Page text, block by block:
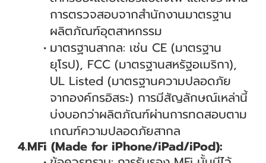
การตรวจสอบจากสำนักงานมาตรฐาน
ผลิตภัณฑ์อุตสาหกรรม
มาตรฐานสากล: เช่น CE (มาตรฐาน
ยุโรป), FCC (มาตรฐานสหรัฐอเมริกา),
UL Listed (มาตรฐานความปลอดภัย
จากองค์กรอิสระ) การมีสัญลักษณ์เหล่านี้
บ่งบอกว่าผลิตภัณฑ์ผ่านการทดสอบตาม
เกณฑ์ความปลอดภัยสากล
4.MFi (Made for iPhone/iPad/iPod):